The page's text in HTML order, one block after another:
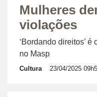
Mulheres
violações
‘Bordando direitos’
no Masp
Cultura 23/04/2025